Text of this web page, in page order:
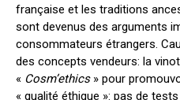
française et les traditions
sont devenus des arguments
consommateurs étrangers.
des concepts vendeurs: la
« Cosm’ethics» pour
« qualité éthique »: pas de